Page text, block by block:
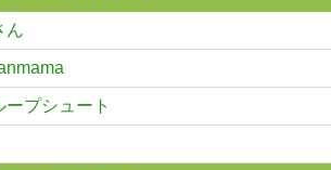
ん
ープシュート